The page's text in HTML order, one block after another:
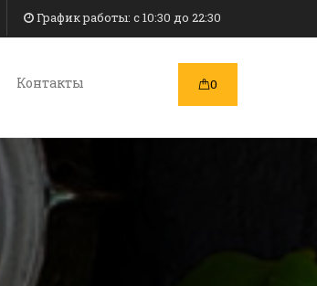
График работы: c 10:30 до 22:30
Контакты 0